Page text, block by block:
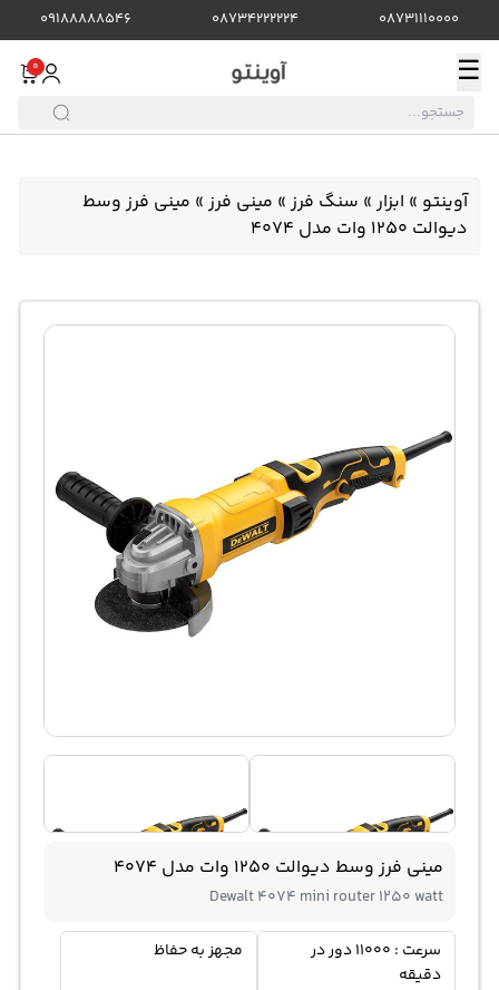
08731110000
08734222224
09188888546
☰
0
آوینتو » ابزار» سنگ فرز» مینی فرز» مینی فرز وسط
دیوالت 1250 وات مدل 4074
مینی فرز وسط دیوالت 1250 وات مدل 4074
Dewalt 4074 mini router 1250 watt
سرعت : 11000 دور در
دقیقه
مجهز به حفا‌ظ